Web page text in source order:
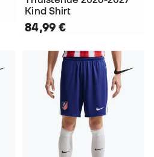
Kind Shirt
84,99 €